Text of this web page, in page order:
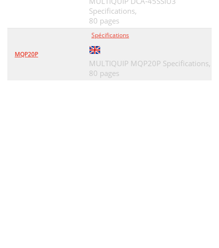
Specifications,
80 pages
MQP20P
Spécifications
MULTIQUIP MQP20P Specifications,
80 pages